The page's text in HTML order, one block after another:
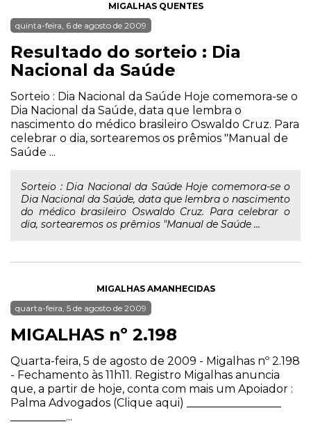
MIGALHAS QUENTES
quinta-feira, 6 de agosto de 2009
Resultado do sorteio : Dia
Nacional da Saúde
Sorteio : Dia Nacional da Saúde Hoje comemora-se o
Dia Nacional da Saúde, data que lembra o
nascimento do médico brasileiro Oswaldo Cruz. Para
celebrar o dia, sortearemos os prêmios "Manual de
Saúde ...
Sorteio : Dia Nacional da Saúde Hoje comemora-se o
Dia Nacional da Saúde, data que lembra o nascimento
do médico brasileiro Oswaldo Cruz. Para celebrar o
dia, sortearemos os prêmios "Manual de Saúde ...
MIGALHAS AMANHECIDAS
quarta-feira, 5 de agosto de 2009
MIGALHAS nº 2.198
Quarta-feira, 5 de agosto de 2009 - Migalhas nº 2.198
- Fechamento às 11h11. Registro Migalhas anuncia
que, a partir de hoje, conta com mais um Apoiador :
Palma Advogados (Clique aqui) _________________
__________...